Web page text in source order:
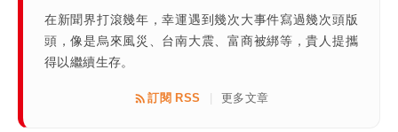
在新聞界打滾幾年，幸運遇到幾次大事件寫過幾次頭版
頭，像是烏來風災、台南大震、富商被綁等，貴人提攜
得以繼續生存。
訂閱 RSS 更多文章